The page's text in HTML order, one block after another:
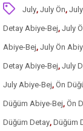
July, July Ön,
Detay Abiye-Bej, July
Abiye-Bej, July Ön
Detay Abiye-Bej, July
July Abiye-Bej, Ön
Düğüm Abiye-Bej, Ön
Düğüm Detay, Düğüm